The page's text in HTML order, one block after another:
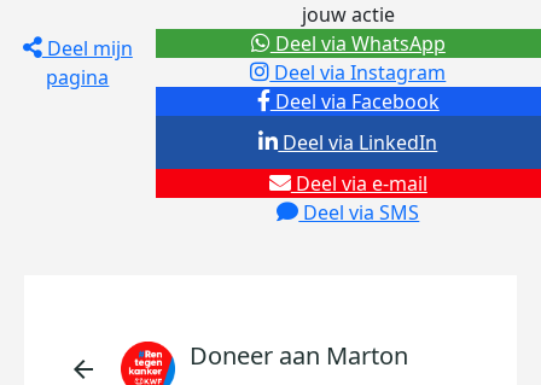
Deel mijn
pagina
jouw actie
Deel via Facebook
Deel via Instagram
Deel via e-mail
Deel via SMS
Deel via LinkedIn
Deel via WhatsApp
arrow_back Doneer aan Marton